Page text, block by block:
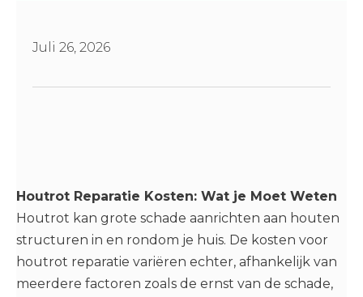
Juli 26, 2026
Houtrot Reparatie Kosten: Wat je Moet Weten
Houtrot kan grote schade aanrichten aan houten
structuren in en rondom je huis. De kosten voor
houtrot reparatie variëren echter, afhankelijk van
meerdere factoren zoals de ernst van de schade,